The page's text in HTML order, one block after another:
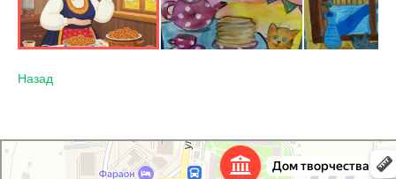
Назад
Дорогобужский дом детского творчества
Дом культуры в Дорогобуже
Дополнительное образование в Дорогобуже